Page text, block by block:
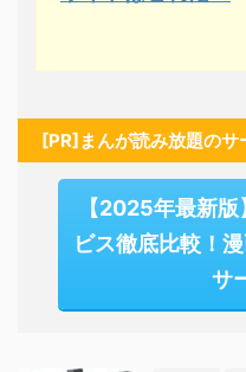
[PR]まんが読み放題のサ
【2025年最新
ビス徹底比較！
サ